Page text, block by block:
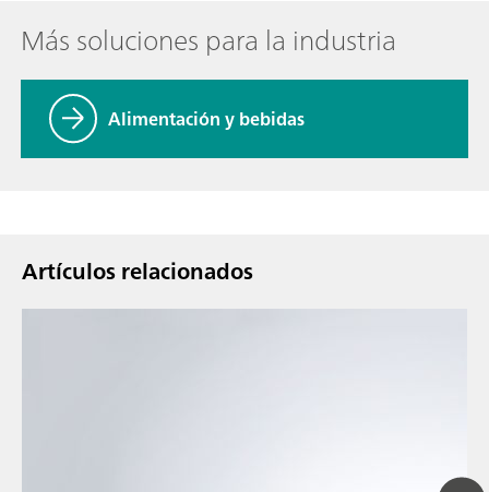
Más soluciones para la industria
Alimentación y bebidas
Artículos relacionados